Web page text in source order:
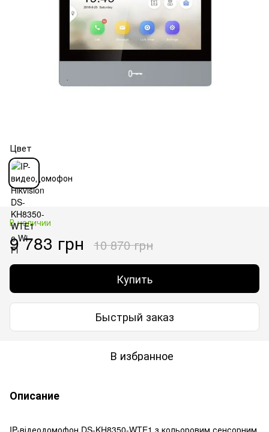
Цвет
В наличии
9 783 грн 10 870 грн
Купить
Быстрый заказ
В избранное
Описание
IP-відеодомофон DS-KH8350-WTE1 з кольоровим сенсорним